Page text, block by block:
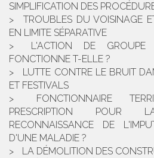
SIMPLIFICATION DES
TROUBLES DU VOISINAGE
EN LIMITE SÉPARATIVE
L'ACTION DE
FONCTIONNE T-ELLE ?
LUTTE CONTRE LE BRUIT
ET FESTIVALS
FONCTIONNAIRE
PRESCRIPTION POUR
RECONNAISSANCE DE
D'UNE MALADIE ?
LA DÉMOLITION DES